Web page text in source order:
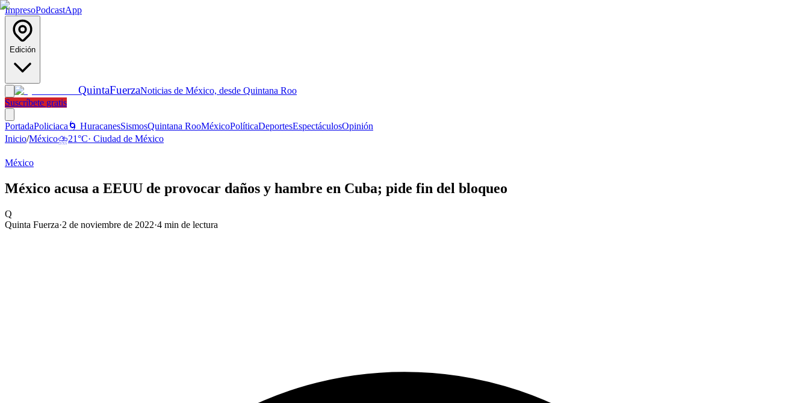
ImpresoPodcastApp
Edición
QuintaFuerzaNoticias de México, desde Quintana Roo
Suscríbete gratis
PortadaPoliciaca 🌀 HuracanesSismosQuintana RooMéxicoPolíticaDeportesEspectáculosOpinión
Inicio/México⛈️21°C· Ciudad de México
México
México acusa a EEUU de provocar daños y hambre en Cuba; pide fin del bloqueo
Q
Quinta Fuerza·2 de noviembre de 2022·4 min de lectura